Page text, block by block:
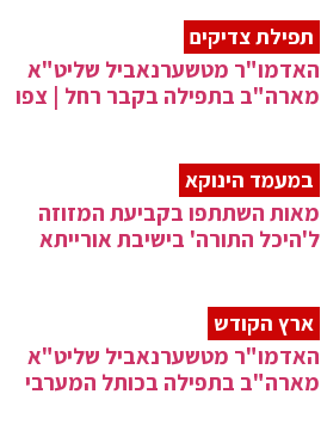
תפילת צדיקים
האדמו"ר מטשערנאביל שליט"א
מארה"ב בתפילה בקבר רחל | צפו
במעמד הינוקא
מאות השתתפו בקביעת המזוזה
ל'היכל התורה' בישיבת אורייתא
ארץ הקודש
האדמו"ר מטשערנאביל שליט"א
מארה"ב בתפילה בכותל המערבי